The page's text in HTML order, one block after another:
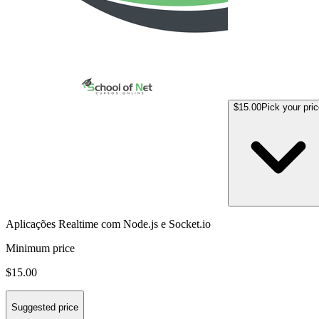
$15.00Pick your
Aplicações Realtime com Node.js e Socket.io
Minimum price
$15.00
Suggested price